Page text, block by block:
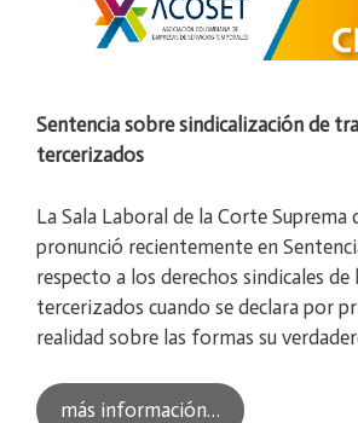
Sentencia sobre sindicalización de
tercerizados
La Sala Laboral de la Corte Suprema
pronunció recientemente en
respecto a los derechos sindicales
tercerizados cuando se declara por
realidad sobre las formas su
más información…